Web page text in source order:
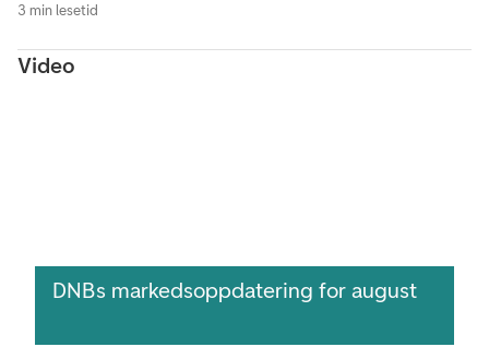
3 min lesetid
Video
DNBs markedsoppdatering for august